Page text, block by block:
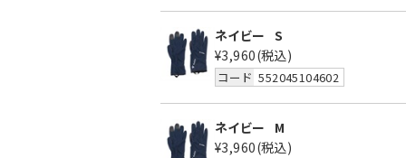
ネイビー S
¥3,960(税込)
コード 552045104602
ネイビー
M
¥3,960(税込)